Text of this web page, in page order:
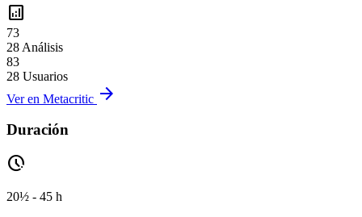
analytics
73
28 Análisis
83
28 Usuarios
Ver en Metacritic arrow_forward
Duración
pace
20½ - 45 h